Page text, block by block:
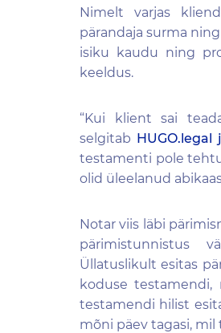
Nimelt varjas
pärandaja surma ning
isiku kaudu ning
keeldus.
“Kui klient sai
selgitab HUGO.legal
testamenti pole
olid üleelanud
Notar viis läbi
pärimistunnistus
Üllatuslikult esitas
koduse testamendi,
testamendi hilist
mõni päev tagasi,